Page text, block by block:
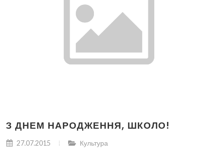
З ДНЕМ НАРОДЖЕННЯ, ШКОЛО!
27.07.2015 Культура